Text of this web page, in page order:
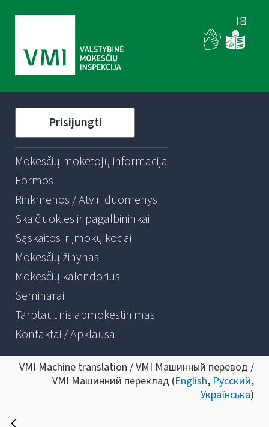
Prisijungti
Mokesčių mokėtojų informacija
Formos
Rinkmenos / Atviri duomenys
Skaičiuoklės ir pagalbininkai
Sąskaitos ir įmokų kodai
Mokesčių žinynas
Mokesčių kalendorius
Seminarai
Tarptautinis apmokestinimas
Kontaktai / Apklausa
VMI Machine translation / VMI Машинный перевод /
VMI Машинний переклад (English, Русский,
Українська)